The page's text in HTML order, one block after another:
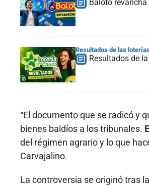
Baloto
Resultados de las
Resultados de
“El documento que se radicó y
bienes baldíos a los tribunales.
del régimen agrario y lo que
Carvajalino.
La controversia se originó tras